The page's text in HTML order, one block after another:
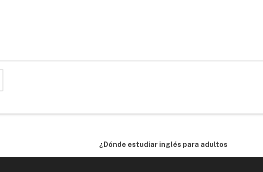
¿Dónde estudiar inglés para adultos